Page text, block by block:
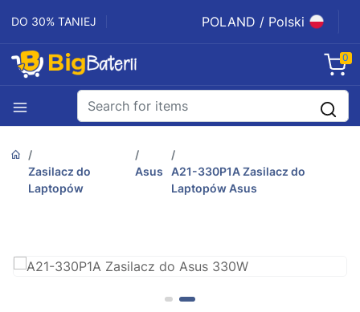
DO 30% TANIEJ POLAND / Polski
0
Zasilacz do
Laptopów
Asus
A21-330P1A Zasilacz do
Laptopów Asus